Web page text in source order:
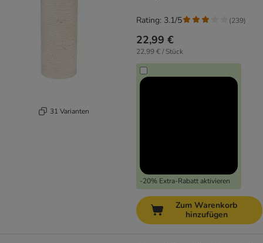
31 Varianten
22,99 €
22,99 € / Stück
-20% Extra-Rabatt aktivieren
Rating: 3.1/5 (239)
Zum Warenkorb
hinzufügen